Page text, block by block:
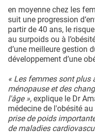
en moyenne chez les
suit une progression
partir de 40 ans, le
au surpoids ou à
d’une meilleure gestion
développement d’une
« Les femmes sont plus
ménopause et des
l'âge », explique le Dr
médecine de l'obésité
prise de poids
de maladies